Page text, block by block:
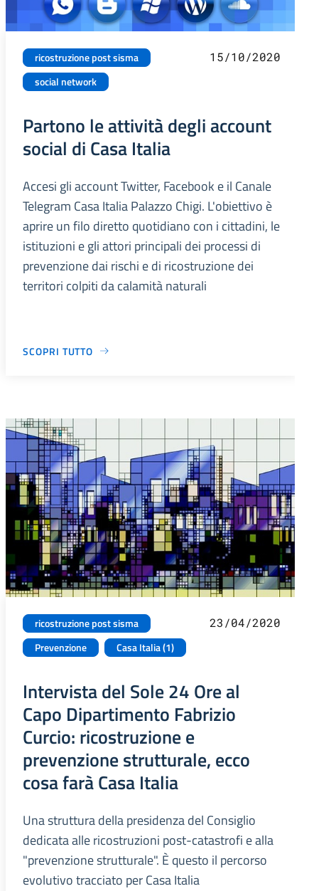
ricostruzione post sisma
social network
15/10/2020
Partono le attività degli account
social di Casa Italia
Accesi gli account Twitter, Facebook e il Canale
Telegram Casa Italia Palazzo Chigi. L'obiettivo è
aprire un filo diretto quotidiano con i cittadini, le
istituzioni e gli attori principali dei processi di
prevenzione dai rischi e di ricostruzione dei
territori colpiti da calamità naturali
SCOPRI TUTTO
ricostruzione post sisma
Prevenzione
Casa Italia (1)
23/04/2020
Intervista del Sole 24 Ore al
Capo Dipartimento Fabrizio
Curcio: ricostruzione e
prevenzione strutturale, ecco
cosa farà Casa Italia
Una struttura della presidenza del Consiglio
dedicata alle ricostruzioni post-catastrofi e alla
"prevenzione strutturale". È questo il percorso
evolutivo tracciato per Casa Italia